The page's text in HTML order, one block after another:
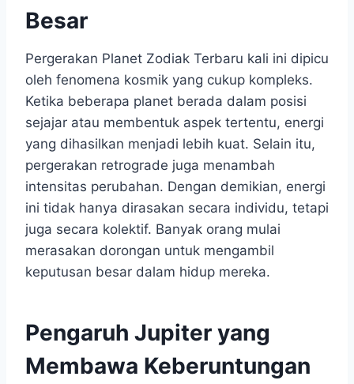
Besar
Pergerakan Planet Zodiak Terbaru kali ini dipicu
oleh fenomena kosmik yang cukup kompleks.
Ketika beberapa planet berada dalam posisi
sejajar atau membentuk aspek tertentu, energi
yang dihasilkan menjadi lebih kuat. Selain itu,
pergerakan retrograde juga menambah
intensitas perubahan. Dengan demikian, energi
ini tidak hanya dirasakan secara individu, tetapi
juga secara kolektif. Banyak orang mulai
merasakan dorongan untuk mengambil
keputusan besar dalam hidup mereka.
Pengaruh Jupiter yang
Membawa Keberuntungan